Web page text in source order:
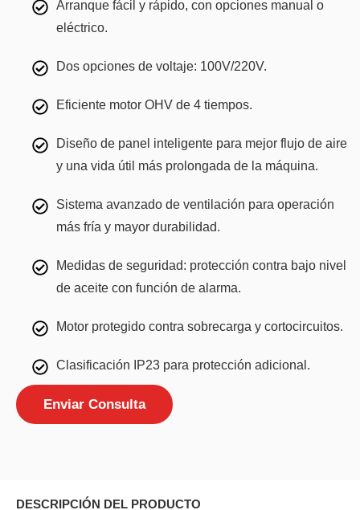
Arranque fácil y rápido, con opciones manual o
eléctrico.
Dos opciones de voltaje: 100V/220V.
Eficiente motor OHV de 4 tiempos.
Diseño de panel inteligente para mejor flujo de aire
y una vida útil más prolongada de la máquina.
Sistema avanzado de ventilación para operación
más fría y mayor durabilidad.
Medidas de seguridad: protección contra bajo nivel
de aceite con función de alarma.
Motor protegido contra sobrecarga y cortocircuitos.
Clasificación IP23 para protección adicional.
Enviar Consulta
DESCRIPCIÓN DEL PRODUCTO